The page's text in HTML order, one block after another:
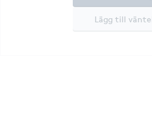
Lägg till